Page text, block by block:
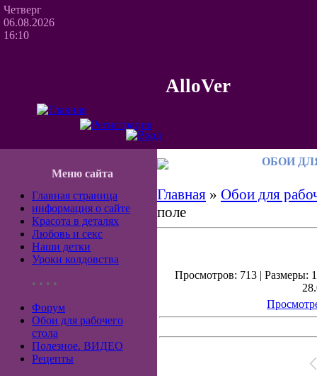
Четверг
06.08.2026
16:10
AlloVer
Меню сайта
Главная страница
информация о сайте
Красота в деталях
Любовь и секс
Наши детки
Уроки колдовства
• • • •
Форум
Обои для рабочего
стола
Полезное. ВИДЕО
Рецепты
ОБОИ
Главная » Обои для
поле
Просмотров: 713 | Размеры: